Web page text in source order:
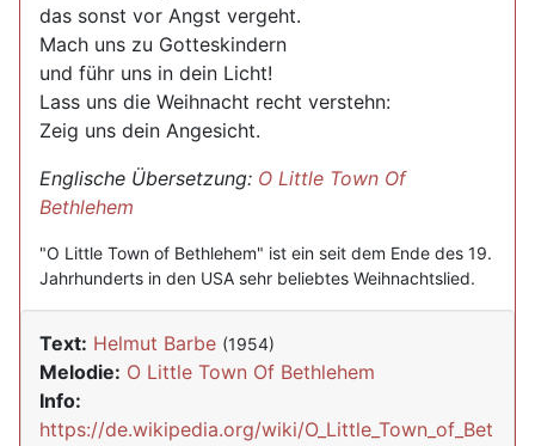
das sonst vor Angst vergeht.
Mach uns zu Gotteskindern
und führ uns in dein Licht!
Lass uns die Weihnacht recht verstehn:
Zeig uns dein Angesicht.
Englische Übersetzung: O Little Town Of
Bethlehem
"O Little Town of Bethlehem" ist ein seit dem Ende des 19.
Jahrhunderts in den USA sehr beliebtes Weihnachtslied.
Text: Helmut Barbe (1954)
Melodie: O Little Town Of Bethlehem
Info:
https://de.wikipedia.org/wiki/O_Little_Town_of_Bet